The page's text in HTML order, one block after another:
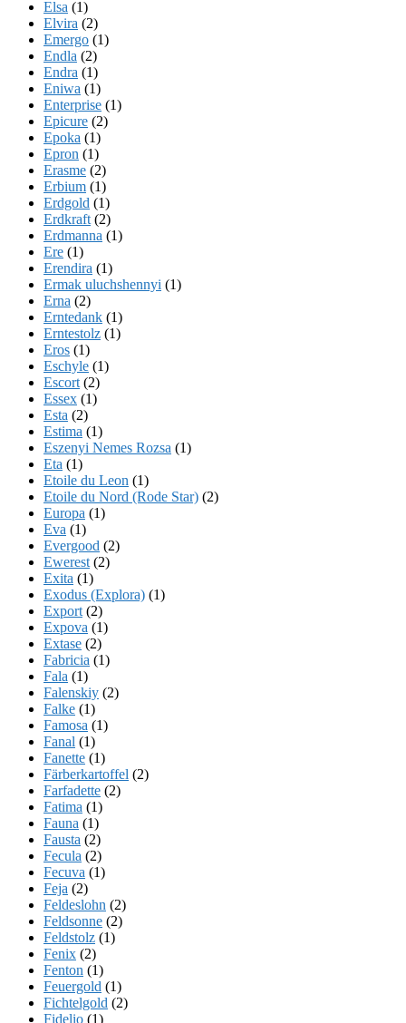
Elsa (1)
Elvira (2)
Emergo (1)
Endla (2)
Endra (1)
Eniwa (1)
Enterprise (1)
Epicure (2)
Epoka (1)
Epron (1)
Erasme (2)
Erbium (1)
Erdgold (1)
Erdkraft (2)
Erdmanna (1)
Ere (1)
Erendira (1)
Ermak uluchshennyi (1)
Erna (2)
Erntedank (1)
Erntestolz (1)
Eros (1)
Eschyle (1)
Escort (2)
Essex (1)
Esta (2)
Estima (1)
Eszenyi Nemes Rozsa (1)
Eta (1)
Etoile du Leon (1)
Etoile du Nord (Rode Star) (2)
Europa (1)
Eva (1)
Evergood (2)
Ewerest (2)
Exita (1)
Exodus (Explora) (1)
Export (2)
Expova (1)
Extase (2)
Fabricia (1)
Fala (1)
Falenskiy (2)
Falke (1)
Famosa (1)
Fanal (1)
Fanette (1)
Färberkartoffel (2)
Farfadette (2)
Fatima (1)
Fauna (1)
Fausta (2)
Fecula (2)
Fecuva (1)
Feja (2)
Feldeslohn (2)
Feldsonne (2)
Feldstolz (1)
Fenix (2)
Fenton (1)
Feuergold (1)
Fichtelgold (2)
Fidelio (1)